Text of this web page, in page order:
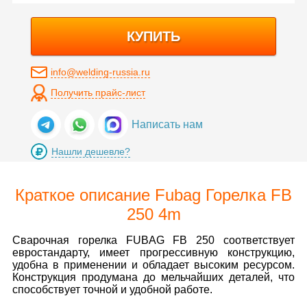
КУПИТЬ
info@welding-russia.ru
Получить прайс-лист
Написать нам
Нашли дешевле?
Краткое описание Fubag Горелка FB
250 4m
Сварочная горелка FUBAG FB 250 соответствует
евростандарту, имеет прогрессивную конструкцию,
удобна в применении и обладает высоким ресурсом.
Конструкция продумана до мельчайших деталей, что
способствует точной и удобной работе.